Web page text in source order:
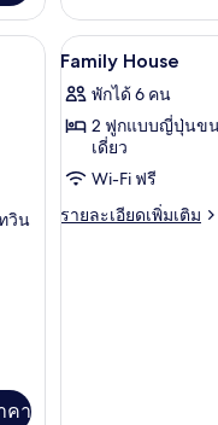
เกี่ยว
กับ
Jacuzzi
House
นอนระดับพรีเมียม, เตียงเมมโ
วิน
คา
เปิด
ภาพถ่าย
ทั้งหมด
ของ
Family
House
13
Family House
พักได้ 6 คน
2 ฟูกแบบญี่ปุ่นขน
เดี่ยว
Wi-Fi ฟรี
รายละเอียดเพิ่มเติม
ราย